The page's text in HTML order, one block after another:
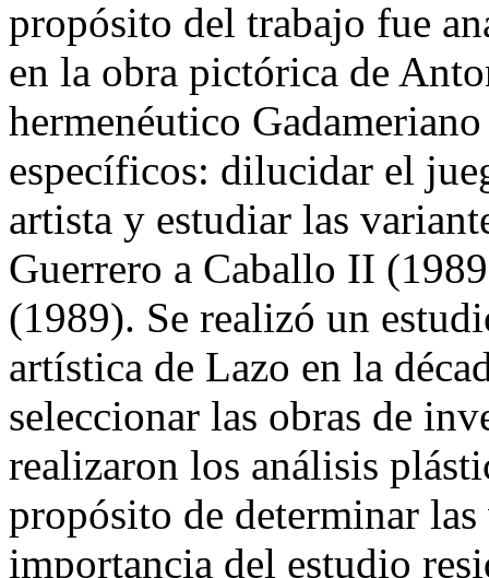
propósito del trabajo fue
en la obra pictórica de
hermenéutico
específicos: dilucidar el
artista y estudiar las
Guerrero a Caballo II
(1989). Se realizó un
artística de Lazo en la
seleccionar las obras de
realizaron los análisis
propósito de determinar
importancia del estudio